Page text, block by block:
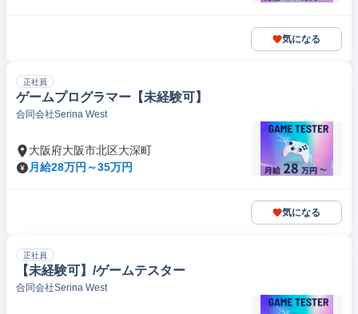
気になる
正社員
ゲームプログラマー【未経験可】
合同会社Serina West
大阪府大阪市北区大深町
月給28万円～35万円
気になる
正社員
【未経験可】/ゲームテスター
合同会社Serina West